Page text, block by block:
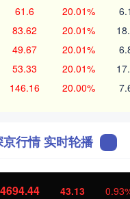
61.6 20.01%
83.62 20.01%
49.67 20.01%
53.33 20.01%
146.16 20.00%
行情 实时轮播
4694.44 43.13